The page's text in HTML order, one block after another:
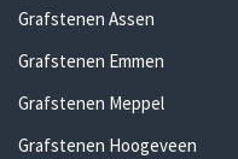
Grafstenen Assen
Grafstenen Emmen
Grafstenen Meppel
Grafstenen Hoogeveen